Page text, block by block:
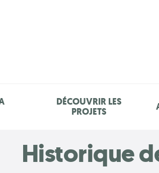
DÉCOUVRIR LES
PROJETS
Historique